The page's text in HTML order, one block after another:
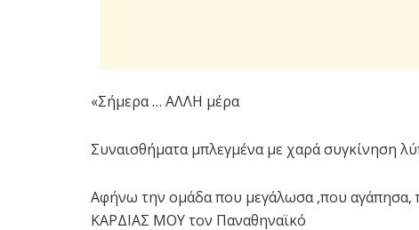
«Σήμερα … ΑΛΛΗ μέρα
Συναισθήματα μπλεγμένα με χαρά συγκίνηση
Αφήνω την ομάδα που μεγάλωσα ,που
ΚΑΡΔΙΑΣ ΜΟΥ τον Παναθηναϊκό